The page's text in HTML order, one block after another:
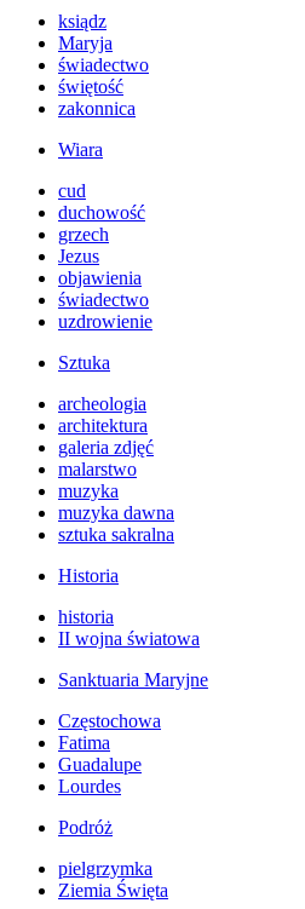
ksiądz
Maryja
świadectwo
świętość
zakonnica
Wiara
cud
duchowość
grzech
Jezus
objawienia
świadectwo
uzdrowienie
Sztuka
archeologia
architektura
galeria zdjęć
malarstwo
muzyka
muzyka dawna
sztuka sakralna
Historia
historia
II wojna światowa
Sanktuaria Maryjne
Częstochowa
Fatima
Guadalupe
Lourdes
Podróż
pielgrzymka
Ziemia Święta